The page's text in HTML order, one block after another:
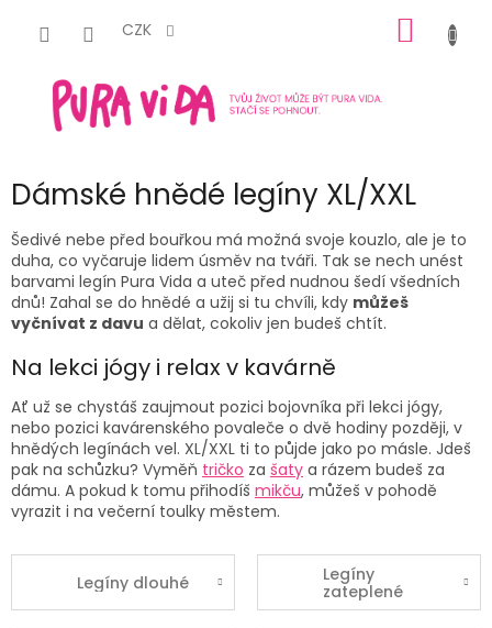
CZK
KOŠÍK
Dámské hnědé legíny XL/XXL
Šedivé nebe před bouřkou má možná svoje kouzlo, ale je to
duha, co vyčaruje lidem úsměv na tváři. Tak se nech unést
barvami legín Pura Vida a uteč před nudnou šedí všedních
dnů! Zahal se do hnědé a užij si tu chvíli, kdy můžeš
vyčnívat z davu a dělat, cokoliv jen budeš chtít.
Na lekci jógy i relax v kavárně
Ať už se chystáš zaujmout pozici bojovníka při lekci jógy,
nebo pozici kavárenského povaleče o dvě hodiny později, v
hnědých legínách vel. XL/XXL ti to půjde jako po másle. Jdeš
pak na schůzku? Vyměň tričko za šaty a rázem budeš za
dámu. A pokud k tomu přihodíš mikču, můžeš v pohodě
vyrazit i na večerní toulky městem.
Legíny dlouhé
Legíny
zateplené